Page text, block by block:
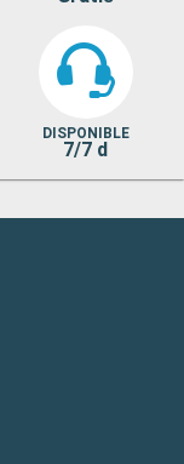
DISPONIBLE
7/7 d